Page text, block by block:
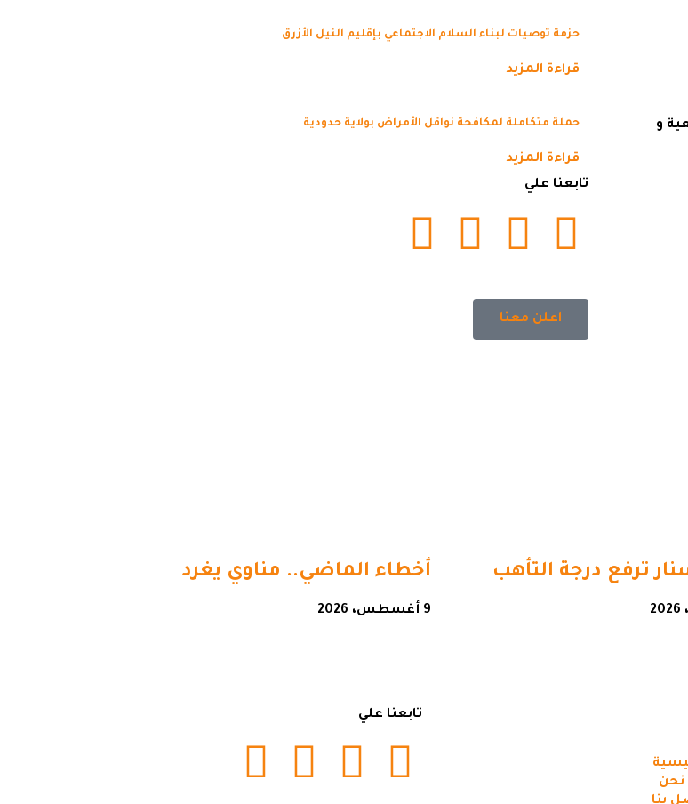
و
حزمة توصيات لبناء السلام الاجتماعي بإقليم النيل الأزرق
قراءة المزيد
حملة متكاملة لمكافحة نواقل الأمراض بولاية حدودية
قراءة المزيد
تابعنا علي
اعلن معنا
ترفع درجة التأهب أخطاء الماضي.. مناوي يغرد
9 أغسطس، 2026
نحن
تابعنا علي